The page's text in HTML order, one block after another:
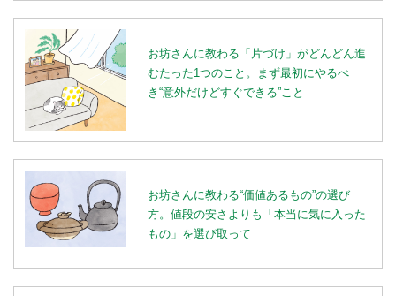
お坊さんに教わる「片づけ」がどんどん進
むたった1つのこと。まず最初にやるべ
き“意外だけどすぐできる”こと
お坊さんに教わる“価値あるもの”の選び
方。値段の安さよりも「本当に気に入った
もの」を選び取って